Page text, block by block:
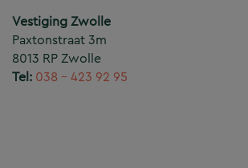
Vestiging Zwolle
Paxtonstraat 3m
8013 RP Zwolle
Tel: 038 – 423 92 95